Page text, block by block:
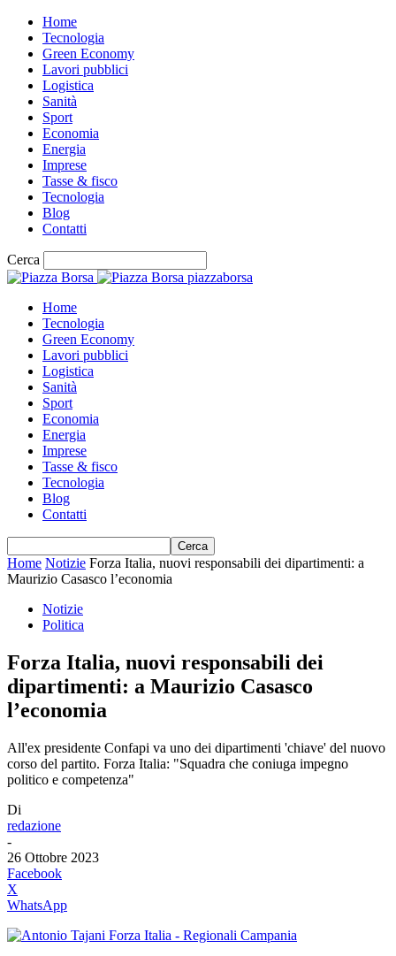
Home
Tecnologia
Green Economy
Lavori pubblici
Logistica
Sanità
Sport
Economia
Energia
Imprese
Tasse & fisco
Tecnologia
Blog
Contatti
Cerca
piazzaborsa
Home
Tecnologia
Green Economy
Lavori pubblici
Logistica
Sanità
Sport
Economia
Energia
Imprese
Tasse & fisco
Tecnologia
Blog
Contatti
Home Notizie Forza Italia, nuovi responsabili dei dipartimenti: a
Maurizio Casasco l’economia
Notizie
Politica
Forza Italia, nuovi responsabili dei
dipartimenti: a Maurizio Casasco
l’economia
All'ex presidente Confapi va uno dei dipartimenti 'chiave' del nuovo
corso del partito. Forza Italia: "Squadra che coniuga impegno
politico e competenza"
Di
redazione
-
26 Ottobre 2023
Facebook
X
WhatsApp